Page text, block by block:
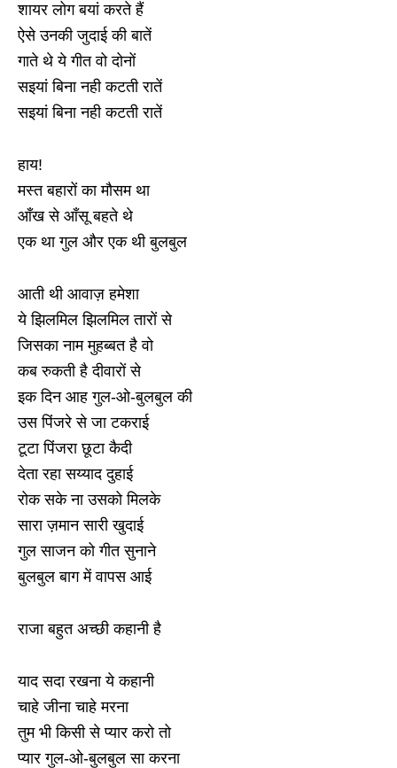
शायर लोग बयां करते हैं
ऐसे उनकी जुदाई की बातें
गाते थे ये गीत वो दोनों
सइयां बिना नही कटती रातें
सइयां बिना नही कटती रातें
हाय!
मस्त बहारों का मौसम था
आँख से आँसू बहते थे
एक था गुल और एक थी बुलबुल
आती थी आवाज़ हमेशा
ये झिलमिल झिलमिल तारों से
जिसका नाम मुहब्बत है वो
कब रुकती है दीवारों से
इक दिन आह गुल-ओ-बुलबुल की
उस पिंजरे से जा टकराई
टूटा पिंजरा छूटा कैदी
देता रहा सय्याद दुहाई
रोक सके ना उसको मिलके
सारा ज़मान सारी खुदाई
गुल साजन को गीत सुनाने
बुलबुल बाग में वापस आई
राजा बहुत अच्छी कहानी है
याद सदा रखना ये कहानी
चाहे जीना चाहे मरना
तुम भी किसी से प्यार करो तो
प्यार गुल-ओ-बुलबुल सा करना